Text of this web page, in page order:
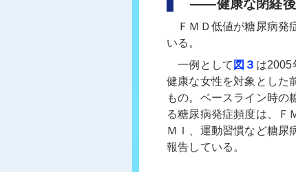
――健康な閉経後
ＦＭＤ低値が糖尿病発
いる。
一例として 図３ は2005
健康な女性を対象とした
もの。ベースライン時の
る糖尿病発症頻度は、Ｆ
ＭＩ、運動習慣など糖尿
報告している。